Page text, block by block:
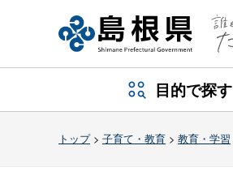
目的で探す
トップ> 子育て・教育 > 教育・学習